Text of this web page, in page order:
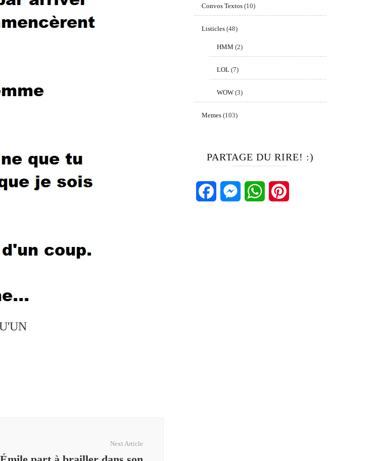
Next Article
Convos Textos(10)
Listicles(48)
HMM (2)
LOL(7)
WOW(3)
Memes(103)
PARTAGE DU RIRE! :)